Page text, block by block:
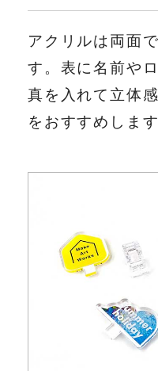
アクリルは両面
す。表に名前や
真を入れて立体
をおすすめします